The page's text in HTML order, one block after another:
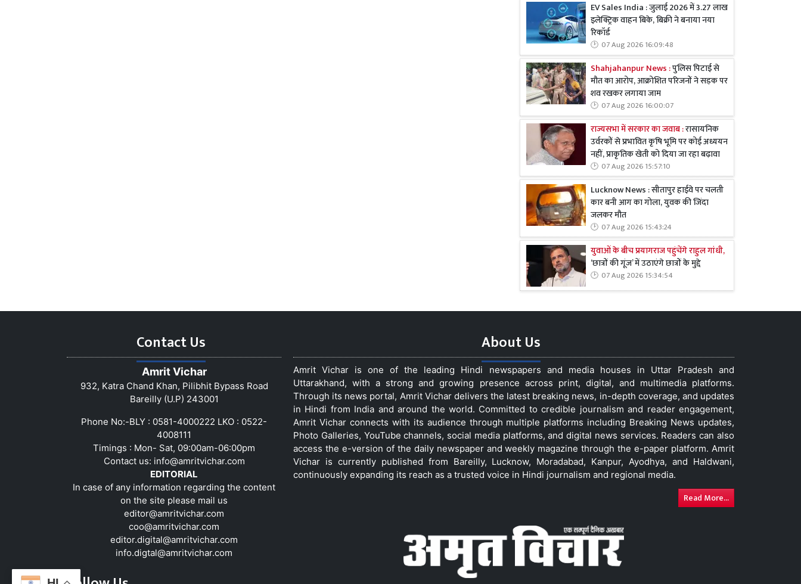
EV Sales India : जुलाई 2026 में 3.27 लाख
इलेक्ट्रिक वाहन बिके, बिक्री ने बनाया नया
रिकॉर्ड
07 Aug 2026 16:09:48
Shahjahanpur News :पुलिस पिटाई से
मौत का आरोप, आक्रोशित परिजनों ने सड़क पर
शव रखकर लगाया जाम
07 Aug 2026 16:00:07
राज्यसभा में सरकार का जवाब :रासायनिक
उर्वरकों से प्रभावित कृषि भूमि पर कोई अध्ययन
नहीं, प्राकृतिक खेती को दिया जा रहा बढ़ावा
07 Aug 2026 15:57:10
Lucknow News : सीतापुर हाईवे पर चलती
कार बनी आग का गोला, युवक की जिंदा
जलकर मौत
07 Aug 2026 15:43:24
युवाओं के बीच प्रयागराज पहुंचेंगे राहुल गांधी,
‘छात्रों की गूंज’ में उठाएंगे छात्रों के मुद्दे
07 Aug 2026 15:34:54
Contact Us
Amrit Vichar
932, Katra Chand Khan, Pilibhit Bypass Road
Bareilly (U.P) 243001
Phone No:-BLY : 0581-4000222 LKO : 0522-
4008111
Timings : Mon- Sat, 09:00am-06:00pm
Contact us: info@amritvichar.com
EDITORIAL
In case of any information regarding the content
on the site please mail us
editor@amritvichar.com
coo@amritvichar.com
editor.digital@amritvichar.com
info.digtal@amritvichar.com
About Us
Amrit Vichar is one of the leading Hindi newspapers and media houses in Uttar Pradesh and
Uttarakhand, with a strong and growing presence across print, digital, and multimedia platforms.
Through its news portal, Amrit Vichar delivers the latest breaking news, in-depth coverage, and updates
in Hindi from India and around the world. Committed to credible journalism and reader engagement,
Amrit Vichar connects with its audience through multiple platforms including Breaking News updates,
Photo Galleries, YouTube channels, social media platforms, and digital news services. Readers can also
access the e-version of the daily newspaper and weekly magazine through the e-paper platform. Amrit
Vichar is currently published from Bareilly, Lucknow, Moradabad, Kanpur, Ayodhya, and Haldwani,
continuously expanding its reach as a trusted voice in Hindi journalism and regional media.
Read More...